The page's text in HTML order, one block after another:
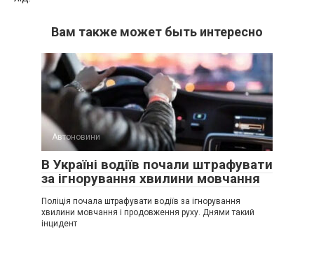
Вам также может быть интересно
Автоновини
В Україні водіїв почали штрафувати
за ігнорування хвилини мовчання
Поліція почала штрафувати водіїв за ігнорування
хвилини мовчання і продовження руху. Днями такий
інцидент